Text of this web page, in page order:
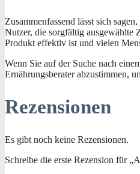
Zusammenfassend lässt sich
Nutzer, die sorgfältig ausgewählte
Produkt effektiv ist und vielen
Wenn Sie auf der Suche nach
Ernährungsberater abzustimmen,
Rezensionen
Es gibt noch keine Rezensionen.
Schreibe die erste Rezension für